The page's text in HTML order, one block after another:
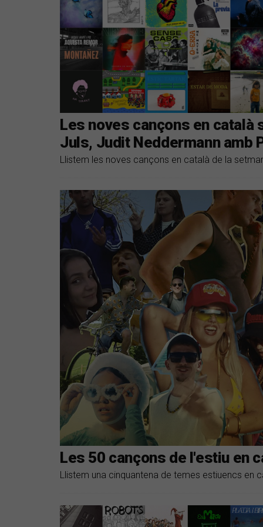
Les noves cançons en català
Juls, Judit Neddermann amb
Llistem les noves cançons en català de la
Les 50 cançons de l'estiu en
Llistem una cinquantena de temes estiuencs en